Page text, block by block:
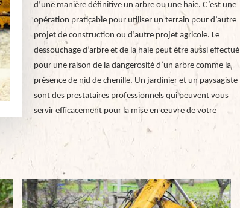
d’une manière définitive un arbre ou une haie. C’est une
opération praticable pour utiliser un terrain pour d’autre
projet de construction ou d’autre projet agricole. Le
dessouchage d’arbre et de la haie peut être aussi effectué
pour une raison de la dangerosité d’un arbre comme la
présence de nid de chenille. Un jardinier et un paysagiste
sont des prestataires professionnels qui peuvent vous
servir efficacement pour la mise en œuvre de votre